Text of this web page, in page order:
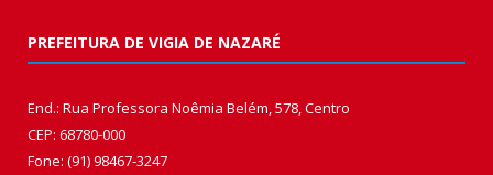
PREFEITURA DE VIGIA DE NAZARÉ
End.: Rua Professora Noêmia Belém, 578, Centro
CEP: 68780-000
Fone: (91) 98467-3247